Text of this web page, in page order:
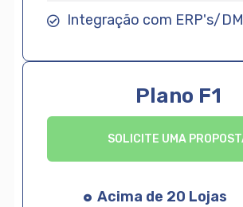
Integração com ERP's/
Plano F1
SOLICITE UMA
Acima de 20 Lojas